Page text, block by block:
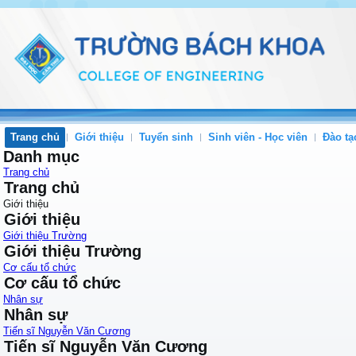
Trang chủ Giới thiệu Tuyển sinh Sinh viên - Học viên Đào
Danh mục
Trang chủ
Trang chủ
Giới thiệu
Giới thiệu
Giới thiệu Trường
Giới thiệu Trường
Cơ cấu tổ chức
Cơ cấu tổ chức
Nhân sự
Nhân sự
Tiến sĩ Nguyễn Văn Cương
Tiến sĩ Nguyễn Văn Cương